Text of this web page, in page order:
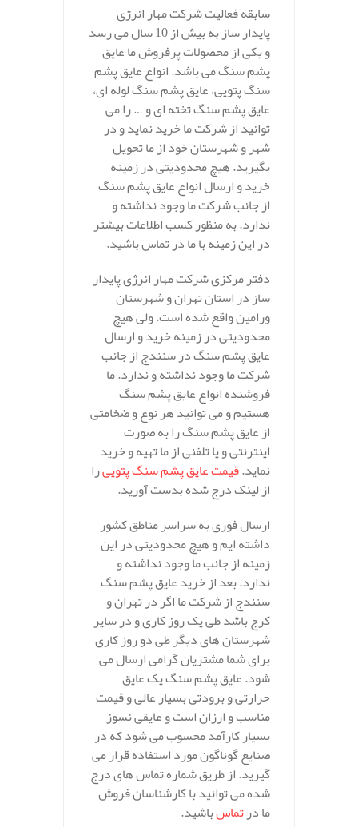
سابقه فعالیت شرکت مهار انرژی
پایدار ساز به بیش از 10 سال می رسد
و یکی از محصولات پرفروش ما عایق
پشم سنگ می باشد. انواع عایق پشم
سنگ پتویی، عایق پشم سنگ لوله ای،
عایق پشم سنگ تخته ای و … را می
توانید از شرکت ما خرید نماید و در
شهر و شهرستان خود از ما تحویل
بگیرید. هیچ محدودیتی در زمینه
خرید و ارسال انواع عایق پشم سنگ
از جانب شرکت ما وجود نداشته و
ندارد. به منظور کسب اطلاعات بیشتر
در این زمینه با ما در تماس باشید.
دفتر مرکزی شرکت مهار انرژی پایدار
ساز در استان تهران و شهرستان
ورامین واقع شده است. ولی هیچ
محدودیتی در زمینه خرید و ارسال
عایق پشم سنگ در سنندج از جانب
شرکت ما وجود نداشته و ندارد. ما
فروشنده انواع عایق پشم سنگ
هستیم و می توانید هر نوع و ضخامتی
از عایق پشم سنگ را به صورت
اینترنتی و یا تلفنی از ما تهیه و خرید
نماید.قیمت عایق پشم سنگ پتوییرا
از لینک درج شده بدست آورید.
ارسال فوری به سراسر مناطق کشور
داشته ایم و هیچ محدودیتی در این
زمینه از جانب ما وجود نداشته و
ندارد. بعد از خرید عایق پشم سنگ
سنندج از شرکت ما اگر در تهران و
کرج باشد طی یک روز کاری و در سایر
شهرستان های دیگر طی دو روز کاری
برای شما مشتریان گرامی ارسال می
شود. عایق پشم سنگ یک عایق
حرارتی و برودتی بسیار عالی و قیمت
مناسب و ارزان است و عایقی نسوز
بسیار کارآمد محسوب می شود که در
صنایع گوناگون مورد استفاده قرار می
گیرید. از طریق شماره تماس های درج
شده می توانید با کارشناسان فروش
ما درتماسباشید.